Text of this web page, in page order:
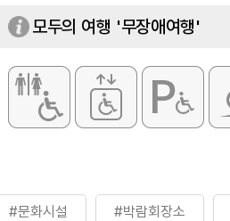
모두의 여행 '무장애여행'
#문화시설 #박람회장소